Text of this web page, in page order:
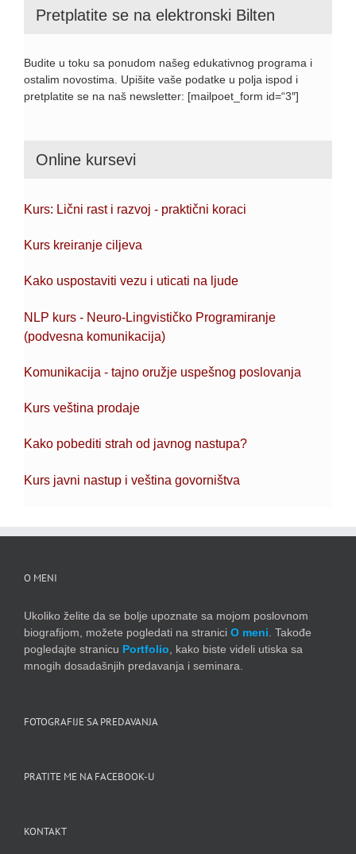
Pretplatite se na elektronski Bilten
Budite u toku sa ponudom našeg edukativnog programa i
ostalim novostima. Upišite vaše podatke u polja ispod i
pretplatite se na naš newsletter: [mailpoet_form id=“3″]
Online kursevi
Kurs: Lični rast i razvoj - praktični koraci
Kurs kreiranje ciljeva
Kako uspostaviti vezu i uticati na ljude
NLP kurs - Neuro-Lingvističko Programiranje
(podvesna komunikacija)
Komunikacija - tajno oružje uspešnog poslovanja
Kurs veština prodaje
Kako pobediti strah od javnog nastupa?
Kurs javni nastup i veština govorništva
O MENI
Ukoliko želite da se bolje upoznate sa mojom poslovnom
biografijom, možete pogledati na stranici O meni . Takođe
pogledajte stranicu Portfolio , kako biste videli utiska sa
mnogih dosadašnjih predavanja i seminara.
FOTOGRAFIJE SA PREDAVANJA
PRATITE ME NA FACEBOOK-U
KONTAKT